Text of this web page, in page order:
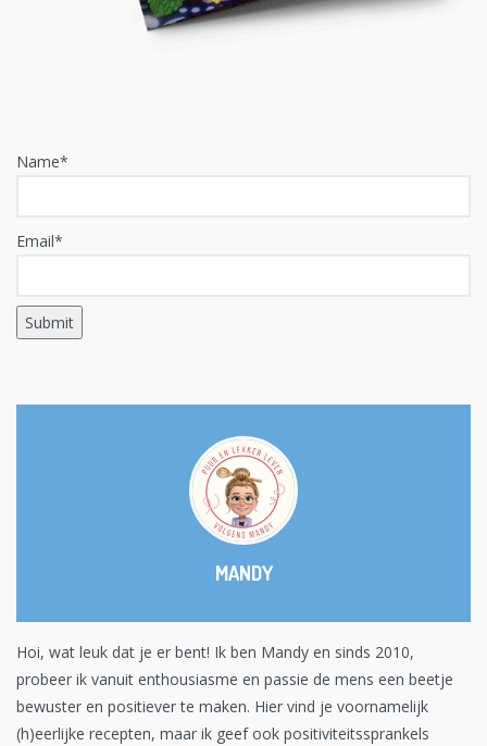
Name*
Email*
MANDY
Hoi, wat leuk dat je er bent! Ik ben Mandy en sinds 2010,
probeer ik vanuit enthousiasme en passie de mens een beetje
bewuster en positiever te maken. Hier vind je voornamelijk
(h)eerlijke recepten, maar ik geef ook positiviteitssprankels